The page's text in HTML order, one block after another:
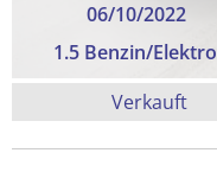
06/10/2022
1.5 Benzin/Elektro
Verkauft